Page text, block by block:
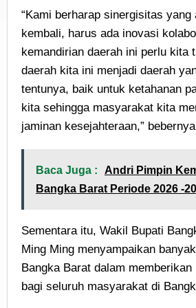
“Kami berharap sinergisitas
kembali, harus ada inovasi
kemandirian daerah ini perlu kita
daerah kita ini menjadi daerah
tentunya, baik untuk ketahanan
kita sehingga masyarakat kita
jaminan kesejahteraan,”
Baca Juga :
Andri Pimpin
Bangka Barat Periode 2026 -
Sementara itu, Wakil Bupati
Ming Ming menyampaikan
Bangka Barat dalam
bagi seluruh masyarakat di